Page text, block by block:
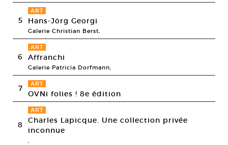
5
ART
Hans-Jörg Georgi
Galerie Christian Berst,
6
ART
Affranchi
Galerie Patricia Dorfmann,
7 ART
OVNi folies ! 8e édition
8
ART
Charles Lapicque. Une collection privée
inconnue
,